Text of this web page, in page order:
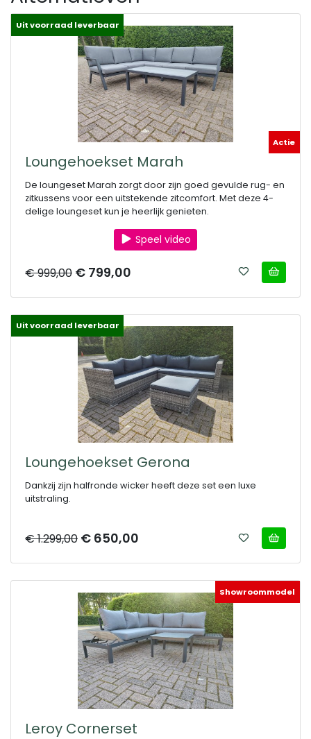
Uit voorraad leverbaar
Actie
Loungehoekset Marah
De loungeset Marah zorgt door zijn goed gevulde rug- en
zitkussens voor een uitstekende zitcomfort. Met deze 4-
delige loungeset kun je heerlijk genieten.
Speel video
€ 999,00 € 799,00
Uit voorraad leverbaar
Loungehoekset Gerona
Dankzij zijn halfronde wicker heeft deze set een luxe
uitstraling.
€ 1.299,00 € 650,00
Showroommodel
Leroy Cornerset